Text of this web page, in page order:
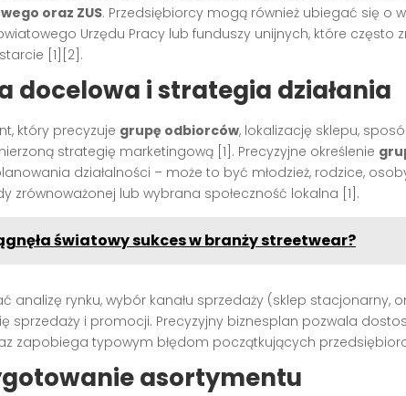
oraz ZUS. Przedsiębiorcy mogą również ubiegać się o
Urzędu Pracy lub funduszy unijnych, które często
[1][2].
docelowa i strategia działania
który precyzuje grupę odbiorców, lokalizację sklepu,
strategię marketingową [1]. Precyzyjne określenie
działalności – może to być młodzież, rodzice,
zrównoważonej lub wybrana społeczność lokalna [1].
światowy sukces w branży streetwear?
analizę rynku, wybór kanału sprzedaży (sklep stacjonarny,
sprzedaży i promocji. Precyzyjny biznesplan pozwala
zapobiega typowym błędom początkujących
asortymentu